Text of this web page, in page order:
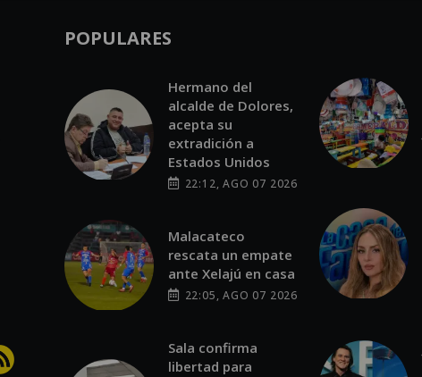
POPULARES
Hermano del
alcalde de Dolores,
acepta su
extradición a
Estados Unidos
22:12, AGO 07 2026
Malacateco
rescata un empate
ante Xelajú en casa
22:05, AGO 07 2026
Sala confirma
libertad para